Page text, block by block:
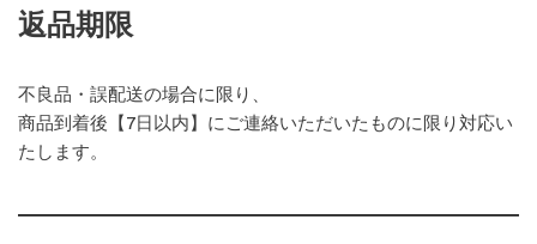
返品期限
不良品・誤配送の場合に限り、
商品到着後【7日以内】にご連絡いただいたものに限り対応い
たします。